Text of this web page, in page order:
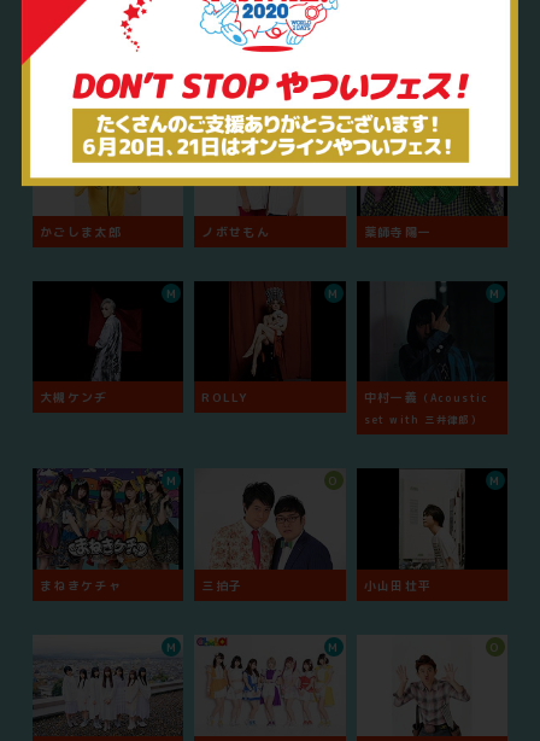
かごしま太郎
O
ノボせもん
O
薬師寺陽一
大槻ケンヂ
M
ROLLY
M
中村一義 （Acoustic
set with 三井律郎）
M
まねきケチャ
M
三拍子
O
小山田壮平
M
M M O